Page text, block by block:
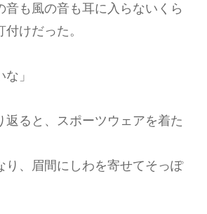
音も風の音も耳に入らないくら
けだった。
」
ると、スポーツウェアを着た
、眉間にしわを寄せてそっぽ